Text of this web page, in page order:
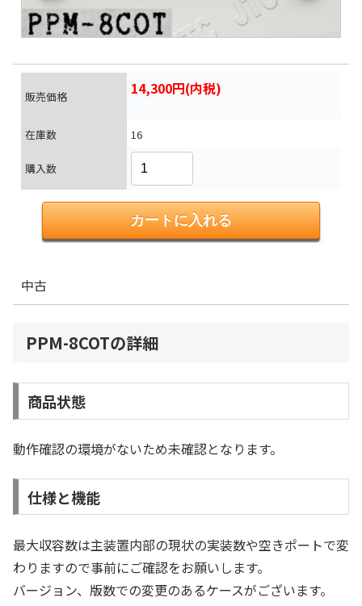
販売価格 14,300円(内税)
在庫数 16
購入数
中古
PPM-8COTの詳細
商品状態
動作確認の環境がないため未確認となります。
仕様と機能
最大収容数は主装置内部の現状の実装数や空きポートで変
わりますので事前にご確認をお願いします。
バージョン、版数での変更のあるケースがございます。